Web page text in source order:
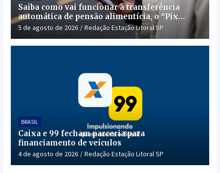
Saiba como vai funcionar a transferência
automática de pensão alimentícia, o “Pix
Pensão”
5 de agosto de 2026 Redação Estação Litoral SP
BRASIL
Caixa e 99 fecham parceria para
financiamento de veículos
4 de agosto de 2026 Redação Estação Litoral SP